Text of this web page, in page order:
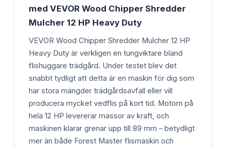
med VEVOR Wood Chipper Shredder
Mulcher 12 HP Heavy Duty
VEVOR Wood Chipper Shredder Mulcher 12 HP
Heavy Duty är verkligen en tungviktare bland
flishuggare trädgård. Under testet blev det
snabbt tydligt att detta är en maskin för dig som
har stora mängder trädgårdsavfall eller vill
producera mycket vedflis på kort tid. Motorn på
hela 12 HP levererar massor av kraft, och
maskinen klarar grenar upp till 89 mm – betydligt
mer än både Forest Master flismaskin och